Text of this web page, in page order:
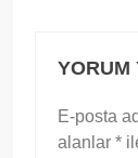
YORUM
E-posta
alanlar *